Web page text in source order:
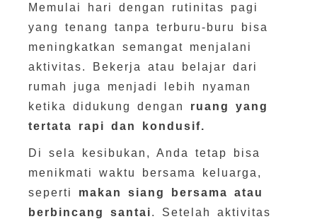
Memulai hari dengan rutinitas pagi
yang tenang tanpa terburu-buru bisa
meningkatkan semangat menjalani
aktivitas. Bekerja atau belajar dari
rumah juga menjadi lebih nyaman
ketika didukung dengan ruang yang
tertata rapi dan kondusif.
Di sela kesibukan, Anda tetap bisa
menikmati waktu bersama keluarga,
seperti makan siang bersama atau
berbincang santai. Setelah aktivitas